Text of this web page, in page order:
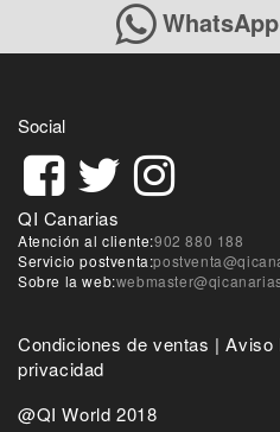
WhatsApp
Social
QI Canarias
Atención al cliente:902 880 188
Servicio postventa:
Sobre la web:
Condiciones de ventas |Aviso
privacidad
@QI World 2018